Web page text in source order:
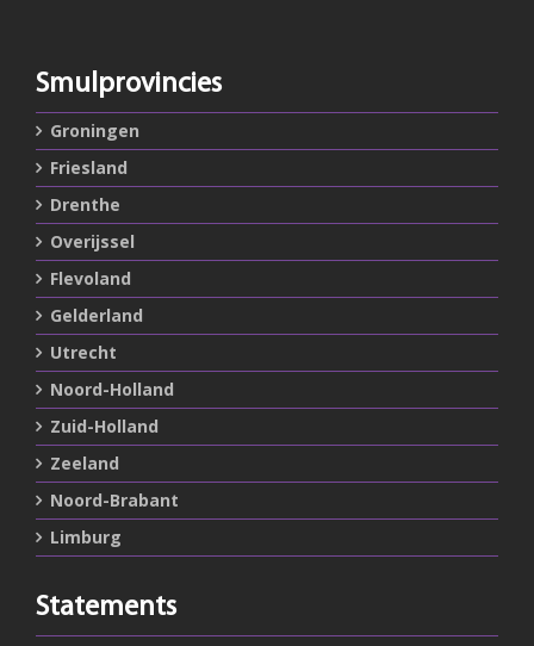
Smulprovincies
Groningen
Friesland
Drenthe
Overijssel
Flevoland
Gelderland
Utrecht
Noord-Holland
Zuid-Holland
Zeeland
Noord-Brabant
Limburg
Statements